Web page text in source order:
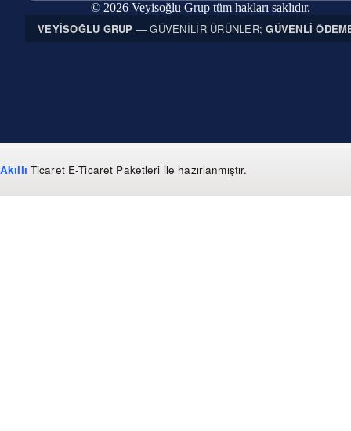
© 2026 Veyisoğlu Grup tüm hakları saklıdır.
VEYISOĞLU GRUP — GÜVENILIR ÜRÜNLER;GÜVENLI
Akıllı Ticaret E-Ticaret Paketleri ile hazırlanmıştır.